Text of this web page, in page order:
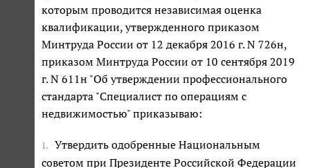
которым проводится независимая оценка
квалификации, утвержденного приказом
Минтруда России от 12 декабря 2016 г. N 726н,
приказом Минтруда России от 10 сентября 2019
г. N 611н "Об утверждении профессионального
стандарта "Специалист по операциям с
недвижимостью" приказываю:
1.
Утвердить одобренные Национальным
советом при Президенте Российской Федерации